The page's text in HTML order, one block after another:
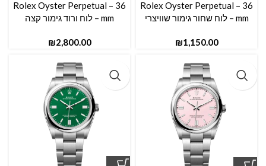
Rolex Oyster Perpetual – 36
mm – לוח שחור גימור שוויצרי
₪
Rolex Oyster Perpetual – 36
mm – לוח ורוד גימור קצה
₪